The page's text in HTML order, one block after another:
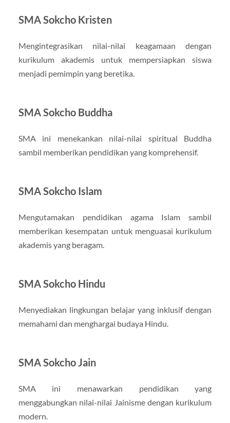
SMA Sokcho Kristen
Mengintegrasikan nilai-nilai keagamaan dengan
kurikulum akademis untuk mempersiapkan siswa
menjadi pemimpin yang beretika.
SMA Sokcho Buddha
SMA ini menekankan nilai-nilai spiritual Buddha
sambil memberikan pendidikan yang komprehensif.
SMA Sokcho Islam
Mengutamakan pendidikan agama Islam sambil
memberikan kesempatan untuk menguasai kurikulum
akademis yang beragam.
SMA Sokcho Hindu
Menyediakan lingkungan belajar yang inklusif dengan
memahami dan menghargai budaya Hindu.
SMA Sokcho Jain
SMA ini menawarkan pendidikan yang
menggabungkan nilai-nilai Jainisme dengan kurikulum
modern.